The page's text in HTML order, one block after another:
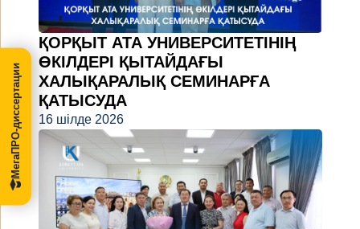
ҚОРҚЫТ АТА УНИВЕРСИТЕТІНІҢ
ӨКІЛДЕРІ ҚЫТАЙДАҒЫ
ХАЛЫҚАРАЛЫҚ СЕМИНАРҒА
ҚАТЫСУДА
16 шілде 2026
МегаПРО-диссертации